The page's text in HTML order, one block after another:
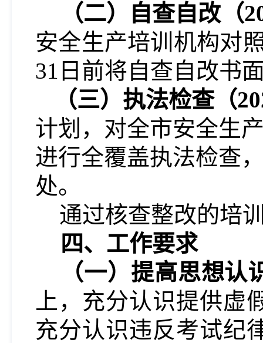
（二）
自查自改（
安全生产培训机构对
31日前将自查自改书
（三）执法检查（
计划，对全市安全生
进行全覆盖执法检查
处。
通过核查整改的培
四、工作要求
（一）提高思想
上，充分认识提供
充分认识违反考试纪